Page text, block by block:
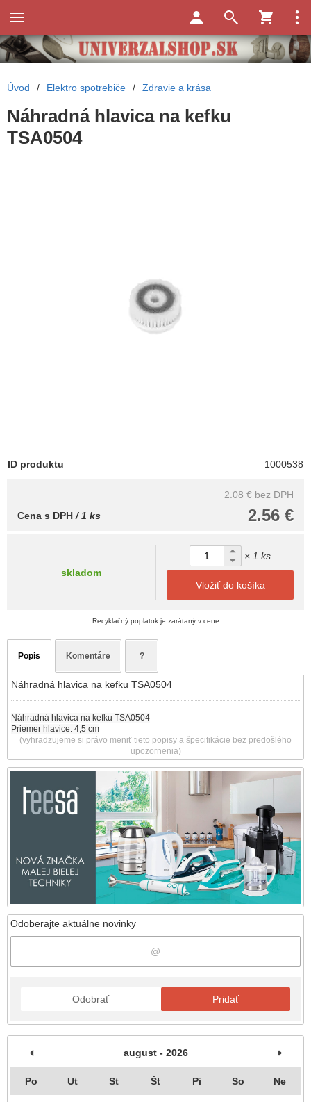
Odoberajte aktuálne novinky
Odobrať Pridať
august - 2026
Po Ut St Št Pi So Ne
Úvod / Elektro spotrebiče / Zdravie a krása
Náhradná hlavica na kefku
TSA0504
ID produktu 1000538
2.08 € bez DPH
2.56 €
Cena s DPH/ 1 ks
skladom
× 1 ks
Vložiť do košíka
Recyklačný poplatok je zarátaný v cene
Popis Komentáre ?
Náhradná hlavica na kefku TSA0504
Náhradná hlavica na kefku TSA0504
Priemer hlavice: 4,5 cm
(vyhradzujeme si právo meniť tieto popisy a špecifikácie bez predošlého
upozornenia)